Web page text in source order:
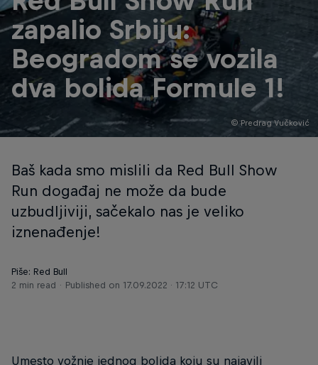
© Predrag Vučković
zapalio Srbiju:
Beogradom se vozila
dva bolida Formule 1!
Baš kada smo mislili da Red Bull Show
Run događaj ne može da bude
uzbudljiviji, sačekalo nas je veliko
iznenađenje!
Piše: Red Bull
2 min read
Published on 17.09.2022 · 17:12 UTC
Umesto vožnje jednog bolida koju su najavili